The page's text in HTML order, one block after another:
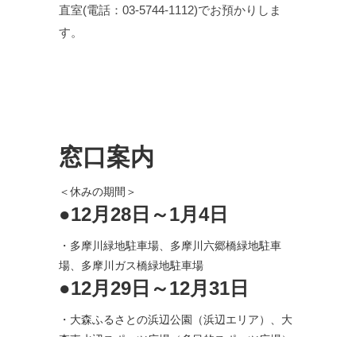
直室(電話：03-5744-1112)でお預かりしま
す。
窓口案内
＜休みの期間＞
●12月28日～1月4日
・多摩川緑地駐車場、多摩川六郷橋緑地駐車
場、多摩川ガス橋緑地駐車場
●12月29日～12月31日
・大森ふるさとの浜辺公園（浜辺エリア）、大